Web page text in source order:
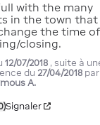
with the many
in the town that
the time
closing.
12/07/2018 , suite à
du 27/04/2018 par
A.
Signaler